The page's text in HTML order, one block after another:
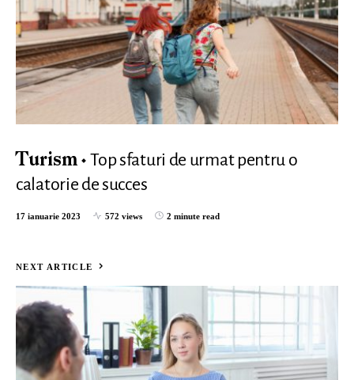
Turism
Top sfaturi de urmat pentru o
calatorie de succes
17 ianuarie 2023 572 views 2 minute read
NEXT ARTICLE